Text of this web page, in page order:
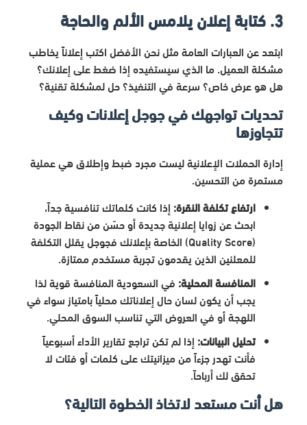
3. كتابة إعلان يلامس الألم والحاجة
ابتعد عن العبارات العامة مثل نحن الأفضل اكتب إعلاناً يخاطب
مشكلة العميل. ما الذي سيستفيده إذا ضغط على إعلانك؟
هل هو عرض خاص؟ سرعة في التنفيذ؟ حل لمشكلة تقنية؟
تحديات تواجهك في جوجل إعلانات وكيف
تتجاوزها
إدارة الحملات الإعلانية ليست مجرد ضبط وإطلاق هي عملية
مستمرة من التحسين.
ارتفاع تكلفة النقرة: إذا كانت كلماتك تنافسية جداً،
ابحث عن زوايا إعلانية جديدة أو حسّن من نقاط الجودة
(Quality Score) الخاصة بإعلانك فجوجل يقلل التكلفة
للمعلنين الذين يقدمون تجربة مستخدم ممتازة.
المنافسة المحلية: في السعودية المنافسة قوية لذا
يجب أن يكون لسان حال إعلاناتك محلياً بامتياز سواء في
اللهجة أو في العروض التي تناسب السوق المحلي.
تحليل البيانات: إذا لم تكن تراجع تقارير الأداء أسبوعياً
فأنت تهدر جزءاً من ميزانيتك على كلمات أو فئات لا
تحقق لك أرباحاً.
هل أنت مستعد لاتخاذ الخطوة التالية؟